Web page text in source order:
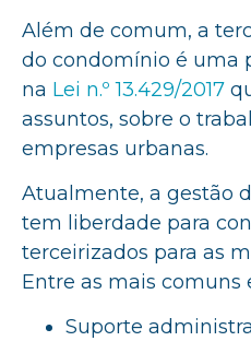
Além de comum, a
do condomínio é uma
na Lei n.º 13.429/2017
assuntos, sobre o
empresas urbanas.
Atualmente, a gestão
tem liberdade para
terceirizados para as
Entre as mais comuns
Suporte